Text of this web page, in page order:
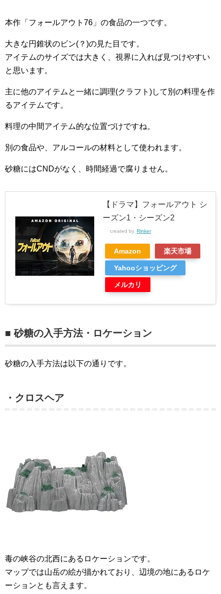
本作「フォールアウト76」の食品の一つです。
大きな円錐状のビン(？)の見た目です。
アイテムのサイズでは大きく、視界に入れば見つけやすい
と思います。
主に他のアイテムと一緒に調理(クラフト)して別の料理を作
るアイテムです。
料理の中間アイテム的な位置づけですね。
別の食品や、アルコールの材料として使われます。
砂糖にはCNDがなく、時間経過で腐りません。
【ドラマ】フォールアウト シ
ーズン1・シーズン2
created by Rinker
Amazon 楽天市場
Yahooショッピング
メルカリ
■ 砂糖の入手方法・ロケーション
砂糖の入手方法は以下の通りです。
・クロスヘア
毒の峡谷の北西にあるロケーションです。
マップでは山岳の絵が描かれており、辺境の地にあるロケ
ーションとも言えます。